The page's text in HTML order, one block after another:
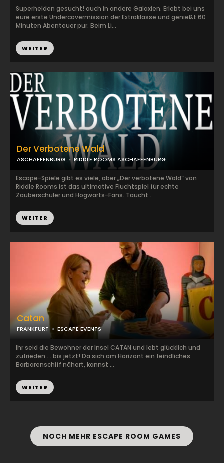
Superhelden gesucht! auch in andere Galaxien. Erlebt bei uns
eure erste Undercovermission der Extraklasse und genießt 60
Minuten Abenteuer pur. Beim Li...
WEITER
Der Verbotene Wald
ASCHAFFENBURG RIDDLE ROOMS ASCHAFFENBURG
Escape-Spiele gibt es viele, aber „Der verbotene Wald“ von
Riddle Rooms ist das ultimative Fluchtspiel für echte
Zauberschüler und Hogwarts-Fans. Taucht...
WEITER
Catan
FRANKFURT ESCAPE EVENTS
Ihr seid die Bewohner der Insel CATAN und lebt glücklich und
zufrieden ... bis jetzt! Da sich am Horizont ein feindliches
Barbarenschiff nähert, kannst ...
WEITER
NOCH MEHR ESCAPE ROOM GAMES